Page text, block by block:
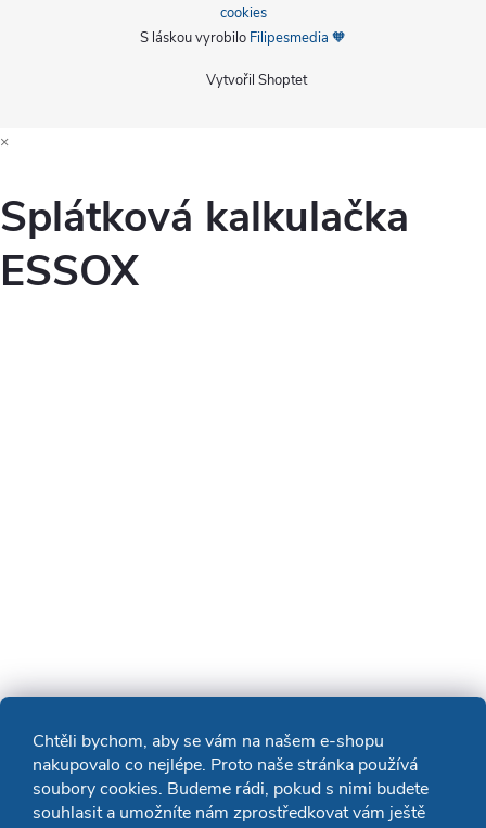
Chtěli bychom, aby se vám na našem e-shopu
nakupovalo co nejlépe. Proto naše stránka používá
soubory cookies. Budeme rádi, pokud s nimi budete
souhlasit a umožníte nám zprostředkovat vám ještě
Vytvořil Shoptet
cookies
S láskou vyrobilo Filipesmedia 🧡
×
Splátková kalkulačka
ESSOX